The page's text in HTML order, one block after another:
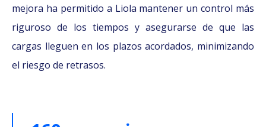
mejora ha permitido a Liola mantener un control más
riguroso de los tiempos y asegurarse de que las
cargas lleguen en los plazos acordados, minimizando
el riesgo de retrasos.